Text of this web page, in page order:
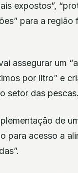
expostos”,
para a
assegurar um
por litro” e
setor das pescas.
de
para acesso a